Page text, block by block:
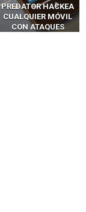
Y LLAMADAS
MÓVILES SIN
‘HACKEAR’ — EL